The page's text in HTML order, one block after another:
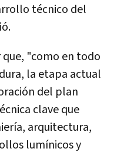
técnico del
que, "como en todo
la etapa actual
del plan
clave que
arquitectura,
lumínicos y